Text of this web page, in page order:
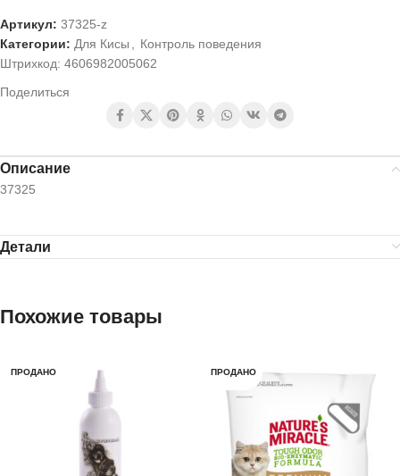
Артикул: 37325-z
Категории: Для Кисы
Контроль поведения
Штрихкод: 4606982005062
Поделиться
Описание
37325
Детали
Похожие товары
ПРОДАНО ПРОДАНО